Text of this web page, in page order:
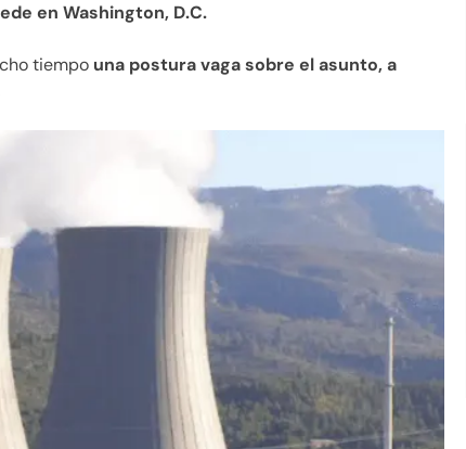
en Washington, D.C.
tiempo una postura vaga sobre el asunto, a